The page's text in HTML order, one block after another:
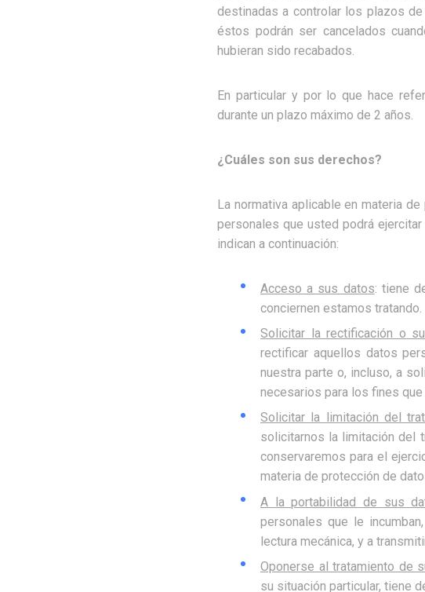
destinadas a controlar los plazos
éstos podrán ser cancelados
hubieran sido recabados.
En particular y por lo que hace
durante un plazo máximo de 2 años.
¿Cuáles son sus derechos?
La normativa aplicable en materia
personales que usted podrá
indican a continuación:
Acceso a sus datos: tiene
conciernen estamos tratando.
Solicitar la rectificación o
rectificar aquellos datos
nuestra parte o, incluso, a
necesarios para los fines
Solicitar la limitación del
solicitarnos la limitación del
conservaremos para el
materia de protección de
A la portabilidad de sus
personales que le
lectura mecánica, y a
Oponerse al tratamiento de
su situación particular, tiene